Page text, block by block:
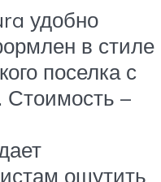
удобно
в стиле
поселка с
–
ощутить